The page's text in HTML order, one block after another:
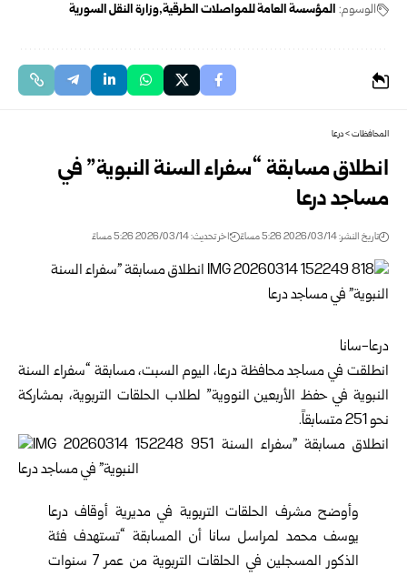
الوسوم: المؤسسة العامة للمواصلات الطرقية وزارة النقل السورية
المحافظات>درعا
انطلاق مسابقة “سفراء السنة النبوية” في
مساجد درعا
تاريخ النشر: 2026/03/14 5:26 مساءً اخر تحديث: 2026/03/14 5:26 مساءً
درعا-سانا
انطلقت في مساجد محافظة درعا، اليوم السبت، مسابقة “سفراء السنة
النبوية في حفظ الأربعين النووية” لطلاب الحلقات التربوية، بمشاركة
نحو 251 متسابقاً.
وأوضح مشرف الحلقات التربوية في مديرية أوقاف درعا
يوسف محمد لمراسل سانا أن المسابقة “تستهدف فئة
الذكور المسجلين في الحلقات التربوية من عمر 7 سنوات